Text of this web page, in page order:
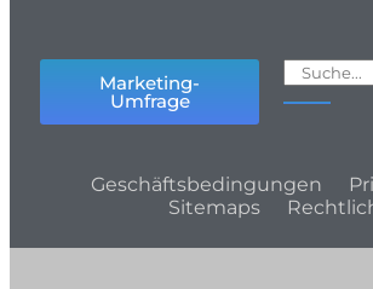
Marketing-
Umfrage
Geschäftsbedingungen
Sitemaps